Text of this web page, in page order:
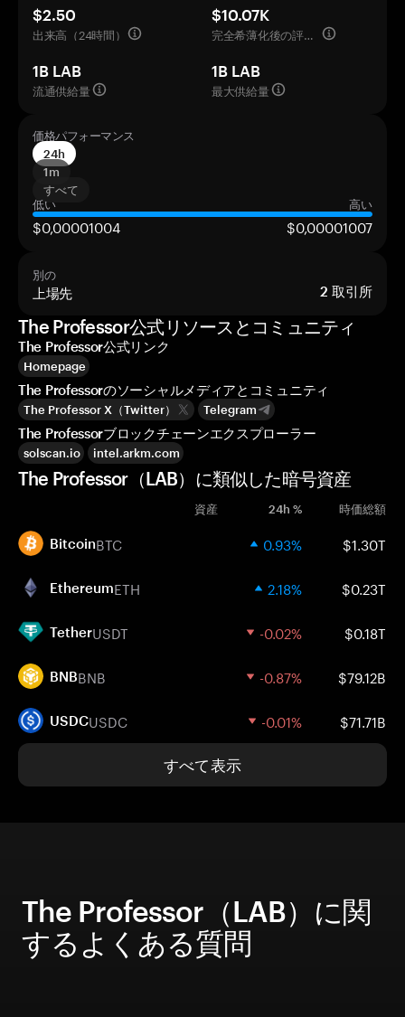
$2.50
出来高（24時間）
$10.07K
完全希薄化後の評価額
1B LAB
流通供給量
1B LAB
最大供給量
価格パフォーマンス
24h
1m
すべて
低い
高い
$0,00001004 $0,00001007
別の
上場先 2 取引所
The Professor公式リソースとコミュニティ
The Professor公式リンク
Homepage
The Professorのソーシャルメディアとコミュニティ
The Professor X（Twitter） Telegram
The Professorブロックチェーンエクスプローラー
solscan.io intel.arkm.com
The Professor（LAB）に類似した暗号資産
資産 24h % 時価総額
BitcoinBTC 0.93% $1.30T
EthereumETH 2.18% $0.23T
TetherUSDT -0.02% $0.18T
BNBBNB -0.87% $79.12B
USDCUSDC -0.01% $71.71B
すべて表示
The Professor（LAB）に関
するよくある質問